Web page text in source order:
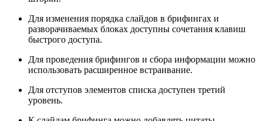
Для изменения порядка слайдов в брифингах и
разворачиваемых блоках доступны сочетания клавиш
быстрого доступа.
Для проведения брифингов и сбора информации можно
использовать расширенное встраивание.
Для отступов элементов списка доступен третий
уровень.